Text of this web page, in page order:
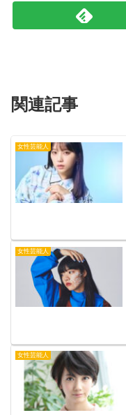
関連記事
女性芸能人
女性芸能人
女性芸能人